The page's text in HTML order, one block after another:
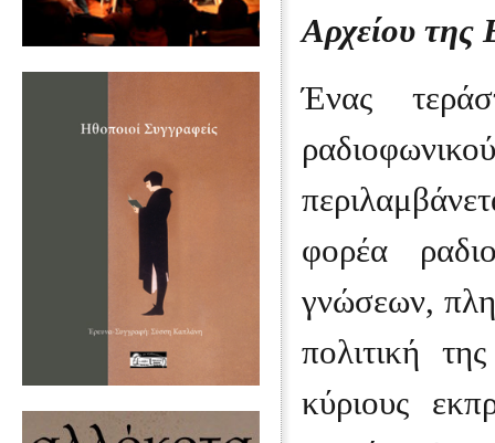
Αρχείου
Ένας
φορέα
γνώσεων,
πολιτική
κύριους